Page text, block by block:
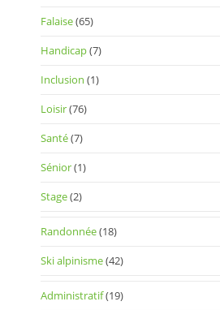
Falaise(65)
Handicap(7)
Inclusion (1)
Loisir(76)
Santé(7)
Sénior(1)
Stage(2)
Randonnée(18)
Ski alpinisme(42)
Administratif(19)